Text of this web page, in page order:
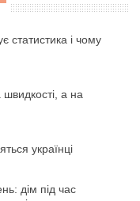
статистика і чому
а на
українці
дім під час